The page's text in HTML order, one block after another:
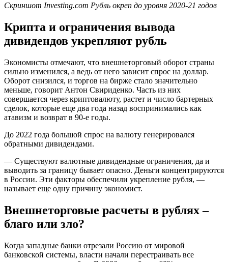
Скриншот Investing.com Рубль окреп до уровня 2020-21 годов
Крипта и ограничения вывода
дивидендов укрепляют рубль
Экономисты отмечают, что внешнеторговый оборот страны
сильно изменился, а ведь от него зависит спрос на доллар.
Оборот снизился, и торгов на бирже стало значительно
меньше, говорит Антон Свириденко. Часть из них
совершается через криптовалюту, растет и число бартерных
сделок, которые еще два года назад воспринимались как
атавизм и возврат в 90-е годы.
До 2022 года большой спрос на валюту генерировался
обратными дивидендами.
— Существуют валютные дивидендные ограничения, да и
выводить за границу бывает опасно. Деньги концентрируются
в России. Эти факторы обеспечили укрепление рубля, —
называет еще одну причину экономист.
Внешнеторговые расчеты в рублях –
благо или зло?
Когда западные банки отрезали Россию от мировой
банковской системы, власти начали перестраивать все